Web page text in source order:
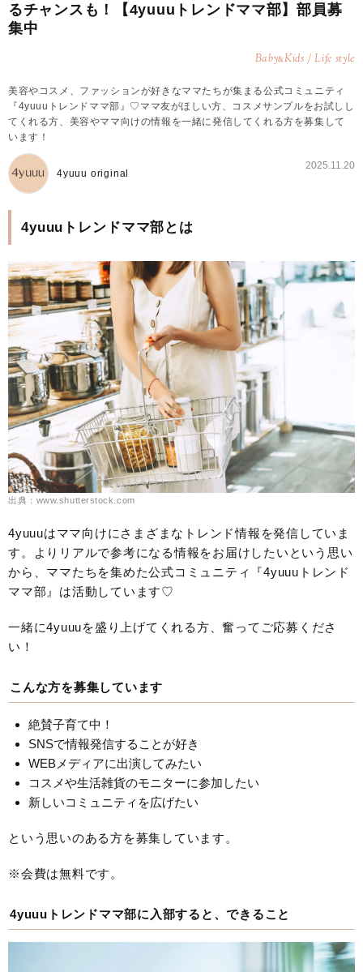
るチャンスも！【4yuuuトレンドママ部】部員募
集中
Baby&Kids / Life style
美容やコスメ、ファッションが好きなママたちが集まる公式コミュニティ
『4yuuuトレンドママ部』♡ママ友がほしい方、コスメサンプルをお試しし
てくれる方、美容やママ向けの情報を一緒に発信してくれる方を募集して
います！
4yuuu original
2025.11.20
4yuuuトレンドママ部とは
出典：www.shutterstock.com
4yuuuはママ向けにさまざまなトレンド情報を発信していま
す。よりリアルで参考になる情報をお届けしたいという思い
から、ママたちを集めた公式コミュニティ『4yuuuトレンド
ママ部』は活動しています♡
一緒に4yuuuを盛り上げてくれる方、奮ってご応募くださ
い！
こんな方を募集しています
絶賛子育て中！
SNSで情報発信することが好き
WEBメディアに出演してみたい
コスメや生活雑貨のモニターに参加したい
新しいコミュニティを広げたい
という思いのある方を募集しています。
※会費は無料です。
4yuuuトレンドママ部に入部すると、できること